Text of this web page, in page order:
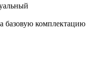
базовую комплектацию